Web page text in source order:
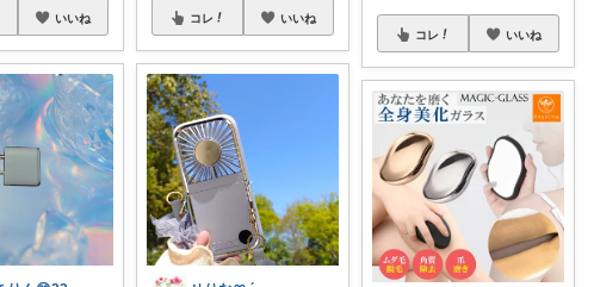
いいね コレ いいね
コレ いいね